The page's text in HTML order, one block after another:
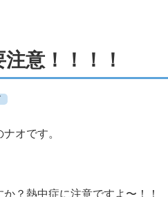
意！！！！
オです。
？熱中症に注意ですよ〜！！